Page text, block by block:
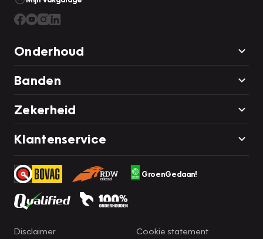
Onderhoud
Banden
Zekerheid
Klantenservice
GroenGedaan!
Disclaimer Cookie statement